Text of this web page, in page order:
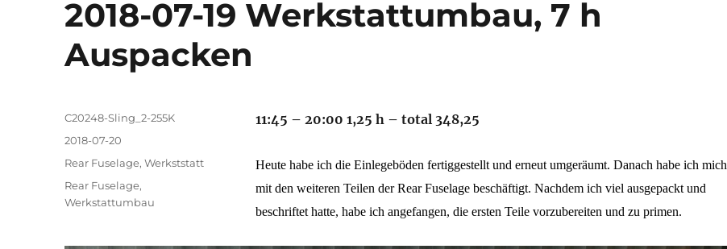
2018-07-19 Werkstattumbau, 7 h
Auspacken
11:45 – 20:00 1,25 h – total 348,25
Heute habe ich die Einlegeböden fertiggestellt und erneut umgeräumt. Danach habe ich mich
mit den weiteren Teilen der Rear Fuselage beschäftigt. Nachdem ich viel ausgepackt und
beschriftet hatte, habe ich angefangen, die ersten Teile vorzubereiten und zu primen.
Autor
C20248-Sling_2-255K
Veröffentlicht
2018-07-20
Kategorien
Rear Fuselage,Werkststatt
Schlagwörter
Rear Fuselage,
Werkstattumbau